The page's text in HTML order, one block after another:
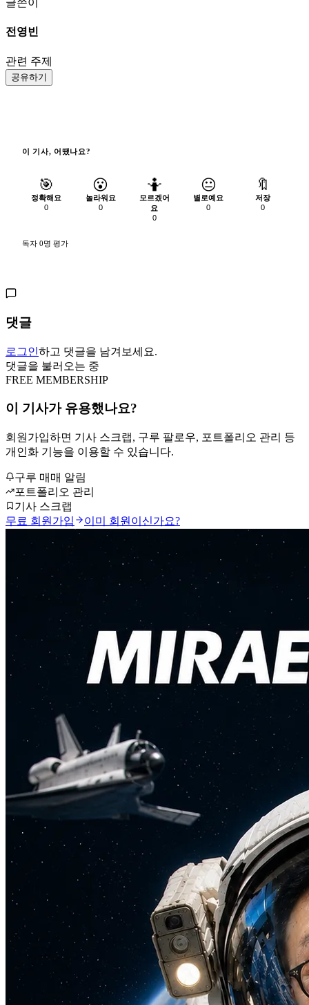
글쓴이
전영빈
관련 주제
공유하기
이 기사, 어땠나요?
🎯
정확해요
0
😮
놀라워요
0
🤷
모르겠어
요
0
😐
별로예요
0
🔖
저장
0
독자 0명 평가
댓글
로그인하고 댓글을 남겨보세요.
댓글을 불러오는 중
FREE MEMBERSHIP
이 기사가 유용했나요?
회원가입하면 기사 스크랩, 구루 팔로우, 포트폴리오 관리 등
개인화 기능을 이용할 수 있습니다.
구루 매매 알림
포트폴리오 관리
기사 스크랩
무료 회원가입
이미 회원이신가요?